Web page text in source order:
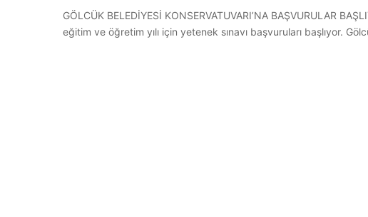
GÖLCÜK BELEDİYESİ KONSERVATUVARI’NA BAŞVURULAR
eğitim ve öğretim yılı için yetenek sınavı başvuruları başlıyor.